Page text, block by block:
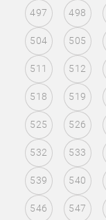
497 498
504 505
511 512
518 519
525 526
532 533
539 540
546 547